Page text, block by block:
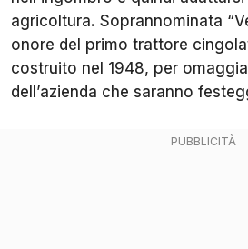
agricoltura. Soprannominata
onore del primo trattore
costruito nel 1948, per
dell’azienda che saranno